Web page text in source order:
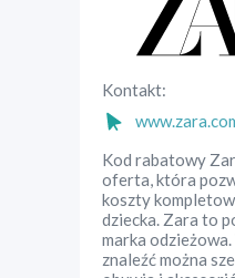
Kontakt:
Kod rabatowy
oferta, która
koszty
dziecka. Zara to
marka
znaleźć można